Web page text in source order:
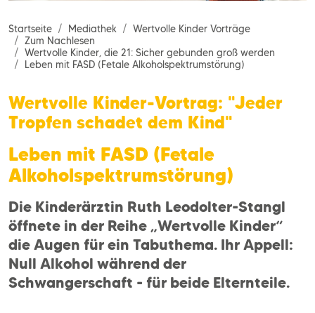
Startseite Mediathek
Wertvolle Kinder Vorträge
Zum Nachlesen
Wertvolle Kinder, die 21: Sicher gebunden groß werden
Leben mit FASD (Fetale Alkoholspektrumstörung)
Wertvolle Kinder-Vortrag: "Jeder
Tropfen schadet dem Kind"
Leben mit FASD (Fetale
Alkoholspektrumstörung)
Die Kinderärztin Ruth Leodolter-Stangl
öffnete in der Reihe „Wertvolle Kinder“
die Augen für ein Tabuthema. Ihr Appell:
Null Alkohol während der
Schwangerschaft - für beide Elternteile.